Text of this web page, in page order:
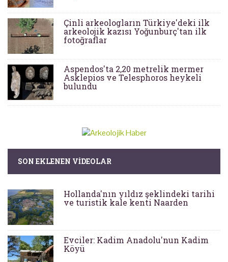
Çinli arkeologların Türkiye'deki ilk
arkeolojik kazısı Yoğunburç'tan ilk
fotoğraflar
Aspendos'ta 2,20 metrelik mermer
Asklepios ve Telesphoros heykeli
bulundu
SON EKLENEN VIDEOLAR
Hollanda'nın yıldız şeklindeki tarihi
ve turistik kale kenti Naarden
Evciler: Kadim Anadolu'nun Kadim
Köyü